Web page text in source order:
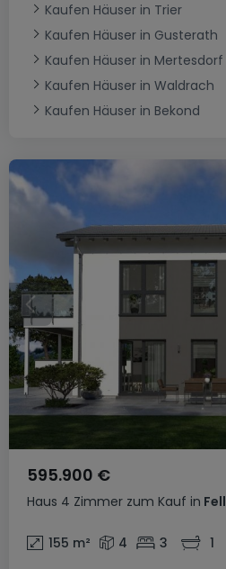
Kaufen Häuser in Trier
Kaufen Häuser in Gusterath
Kaufen Häuser in Mertesdorf
Kaufen Häuser in Waldrach
Kaufen Häuser in Bekond
Haus 4 Zimmer zum Kauf in Fell
595.900 €
155 m² 4 3 1